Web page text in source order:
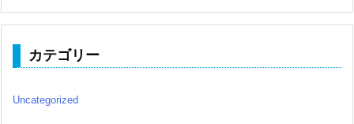
カテゴリー
Uncategorized